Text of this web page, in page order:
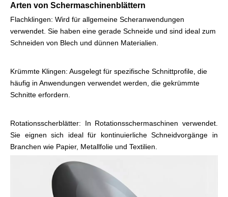
Arten von Schermaschinenblättern
Flachklingen: Wird für allgemeine Scheranwendungen
verwendet. Sie haben eine gerade Schneide und sind ideal zum
Schneiden von Blech und dünnen Materialien.
Krümmte Klingen: Ausgelegt für spezifische Schnittprofile, die
häufig in Anwendungen verwendet werden, die gekrümmte
Schnitte erfordern.
Rotationsscherblätter: In Rotationsschermaschinen verwendet.
Sie eignen sich ideal für kontinuierliche Schneidvorgänge in
Branchen wie Papier, Metallfolie und Textilien.